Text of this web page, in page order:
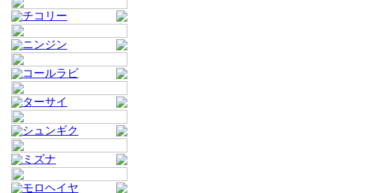
チコリー
ニンジン
コールラビ
ターサイ
シュンギク
ミズナ
モロヘイヤ